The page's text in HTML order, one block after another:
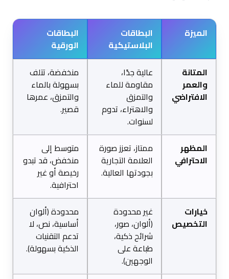
الميزة
البطاقات
البلاستيكية
البطاقات
الورقية
المتانة
والعمر
الافتراضي
عالية جدًا،
مقاومة للماء
والتمزق
والاهتراء، تدوم
لسنوات.
منخفضة، تتلف
بسهولة بالماء
والتمزق، عمرها
قصير.
المظهر
الاحترافي
ممتاز، تعزز صورة
العلامة التجارية
بجودتها العالية.
متوسط إلى
منخفض، قد تبدو
رخيصة أو غير
احترافية.
خيارات
التخصيص
غير محدودة
(ألوان، صور،
شرائح ذكية،
طباعة على
الوجهين).
محدودة (ألوان
أساسية، نص، لا
تدعم التقنيات
الذكية بسهولة).